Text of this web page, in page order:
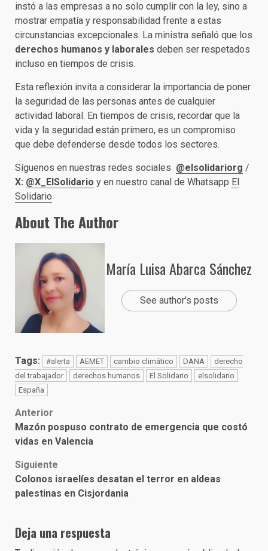
instó a las empresas a no solo cumplir con la ley, sino a
mostrar empatía y responsabilidad frente a estas
circunstancias excepcionales. La ministra señaló que los
derechos humanos y laborales deben ser respetados
incluso en tiempos de crisis.
Esta reflexión invita a considerar la importancia de poner
la seguridad de las personas antes de cualquier
actividad laboral. En tiempos de crisis, recordar que la
vida y la seguridad están primero, es un compromiso
que debe defenderse desde todos los sectores.
Síguenos en nuestras redes sociales @elsolidariorg /
X: @X_ElSolidario y en nuestro canal de Whatsapp El
Solidario
About The Author
María Luisa Abarca Sánchez
See author's posts
Tags: #alerta AEMET cambio climático DANA
derecho
del trabajador
derechos humanos El Solidario
elsolidario
España
Post
navigation
Anterior
Mazón pospuso contrato de emergencia que costó
vidas en Valencia
Siguiente
Colonos israelíes desatan el terror en aldeas
palestinas en Cisjordania
Deja una respuesta